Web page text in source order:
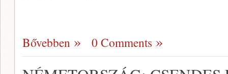
Bővebben 0 Comments